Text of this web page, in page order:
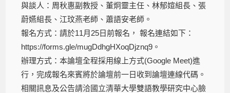
與談人：周秋惠副教授、董炯靈主任、林郁媗組長、張
蔚嬿組長、江玟燕老師、蕭語安老師。
報名方式：請於11月25日前報名， 報名連結如下：
https://forms.gle/mugDdhgHXoqDjznq9。
辦理方式：本論壇全程採用線上方式(Google Meet)進
行，完成報名來賓將於論壇前一日收到論壇連線代碼。
相關訊息及公告請洽國立清華大學雙語教學研究中心臉